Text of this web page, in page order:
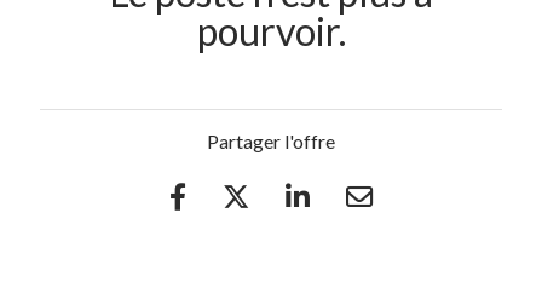
pourvoir.
Partager l'offre